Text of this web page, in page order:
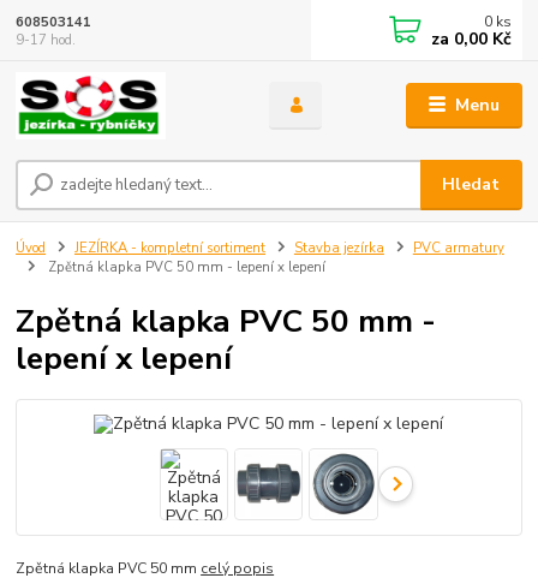
Menu
Hledat
608503141
9-17 hod.
0 ks
za 0,00 Kč
Úvod JEZÍRKA - kompletní sortiment Stavba jezírka
PVC armatury
Zpětná klapka PVC 50 mm - lepení x lepení
Zpětná klapka PVC 50 mm -
lepení x lepení
Zpětná klapka PVC 50 mm celý popis